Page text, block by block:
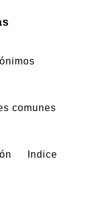
comunes
Indice